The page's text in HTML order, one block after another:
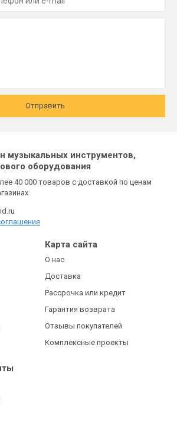
Отправить
музыкальных инструментов,
оборудования
40 000 товаров с доставкой по ценам
Карта сайта
О нас
Доставка
Рассрочка или кредит
Гарантия возврата
Отзывы покупателей
Комплексные проекты